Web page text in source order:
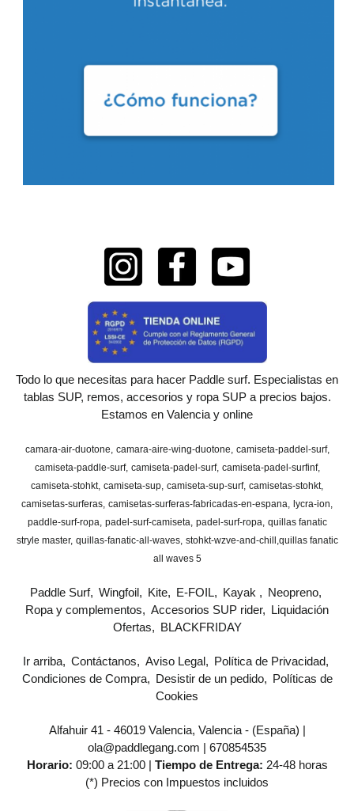
Todo lo que necesitas para hacer Paddle surf. Especialistas en
tablas SUP, remos, accesorios y ropa SUP a precios bajos.
Estamos en Valencia y online
camara-air-duotone camara-aire-wing-duotone camiseta-paddel-surf
camiseta-paddle-surf camiseta-padel-surf camiseta-padel-surfinf
camiseta-stohkt camiseta-sup camiseta-sup-surf camisetas-stohkt
camisetas-surferas camisetas-surferas-fabricadas-en-espana lycra-ion
paddle-surf-ropa padel-surf-camiseta padel-surf-ropa quillas fanatic
stryle master quillas-fanatic-all-waves stohkt-wzve-and-chill ​quillas fanatic
all waves 5
Paddle Surf Wingfoil Kite E-FOIL Kayak
Neopreno
Ropa y complementos
Accesorios SUP rider
Liquidación
Ofertas
BLACKFRIDAY
Ir arriba Contáctanos Aviso Legal
Política de Privacidad
Condiciones de Compra
Desistir de un pedido
Políticas de
Cookies
Alfahuir 41 - 46019 Valencia, Valencia - (España) |
ola@paddlegang.com | 670854535
Horario: 09:00 a 21:00 | Tiempo de Entrega: 24-48 horas
(*) Precios con Impuestos incluidos